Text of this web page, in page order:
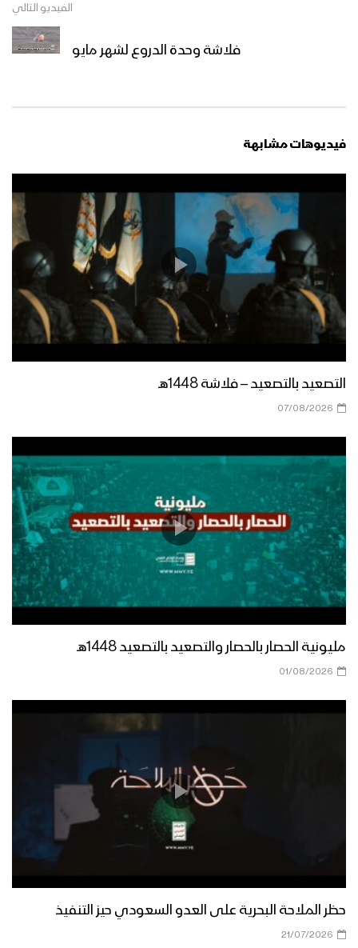
الفيديو التالي
فلاشة وحدة الدروع لشهر مايو
فيديوهات مشابهة
التصعيد بالتصعيد – فلاشة 1448هـ
07/08/2026
مليونية الحصار بالحصار والتصعيد بالتصعيد 1448هـ
01/08/2026
حظر الملاحة البحرية على العدو السعودي حيز التنفيذ
21/07/2026